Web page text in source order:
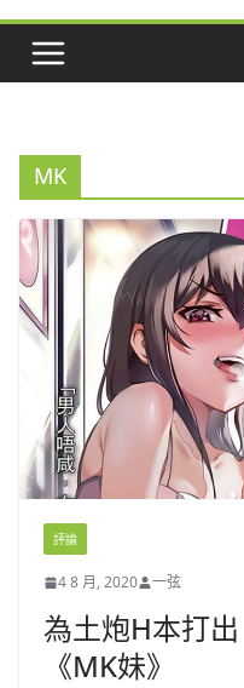
MK
評論
4 8 月, 2020 一弦
為土炮H本打
《MK妹》